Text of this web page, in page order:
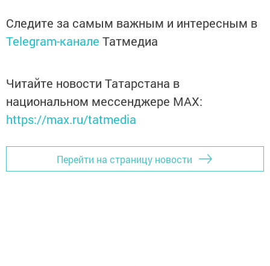
Следите за самым важным и интересным в
Telegram-канале Татмедиа
Читайте новости Татарстана в
национальном мессенджере MАХ:
https://max.ru/tatmedia
Перейти на страницу новости